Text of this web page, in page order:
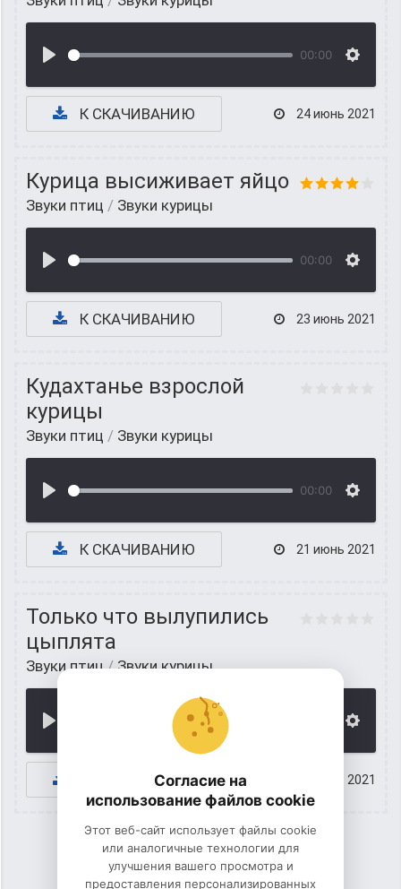
00:00
К СКАЧИВАНИЮ 24 июнь 2021
Курица высиживает яйцо
Звуки птиц / Звуки курицы
00:00
К СКАЧИВАНИЮ 23 июнь 2021
Кудахтанье взрослой
курицы
Звуки птиц / Звуки курицы
00:00
К СКАЧИВАНИЮ 21 июнь 2021
Только что вылупились
цыплята
Звуки птиц/Звуки курицы
К СКАЧИВАНИЮ 20 июнь 2021
Согласие на
использование файлов cookie
Этот веб-сайт использует файлы cookie
или аналогичные технологии для
улучшения вашего просмотра и
предоставления персонализированных